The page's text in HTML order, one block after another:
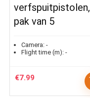
verfspuitpistolen,
pak van 5
Camera: -
Flight time (m): -
€7.99